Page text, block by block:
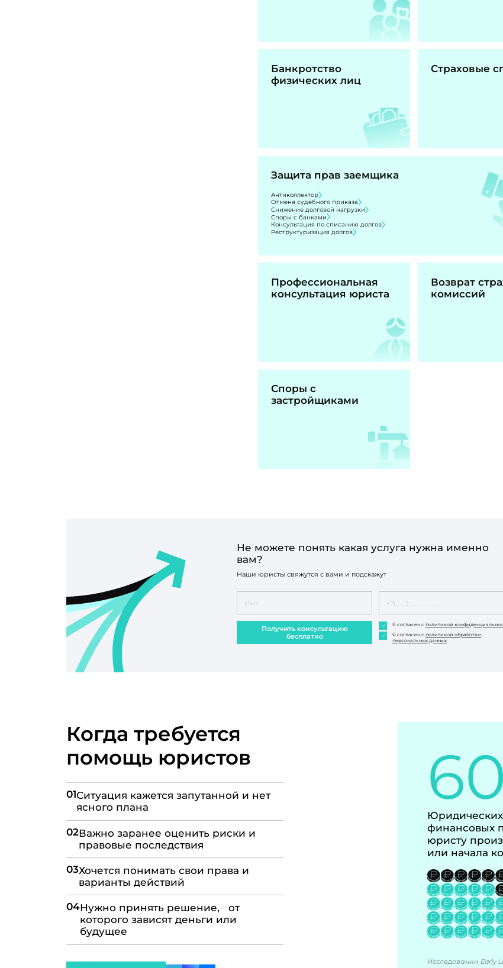
Банкротство
физических лиц
Страховые
Защита прав заемщика
Антиколлектор
Отмена судебного приказа
Снижение долговой нагрузки
Споры с банками
Консультация по списанию долгов
Реструктуризация долгов
Профессиональная
консультация юриста
Возврат
комиссий
Споры с
застройщиками
Не можете понять какая услуга нужна именно
вам?
Наши юристы свяжутся с вами и подскажут
Получить консультацию
бесплатно
Я согласен с политикой
Я согласен с политикой обработки
персональных данных
Когда требуется
помощь юристов
01Ситуация кажется запутанной и нет
ясного плана
02Важно заранее оценить риски и
правовые последствия
03Хочется понимать свои права и
варианты действий
04Нужно принять решение, от
которого зависят деньги или
будущее
финансовых
юристу
или начала
Исследовании Early